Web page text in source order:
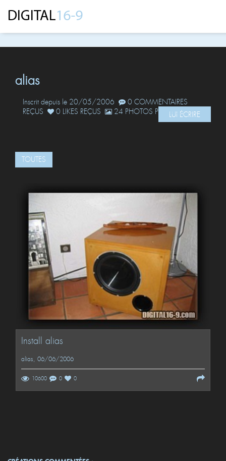
alias
Inscrit depuis le 20/05/2006
0 COMMENTAIRES
REÇUS
0 LIKES REÇUS 24 PHOTOS POSTÉESLUI ÉCRIRE
TOUTES
Install alias
alias, 06/06/2006
10600 0 0